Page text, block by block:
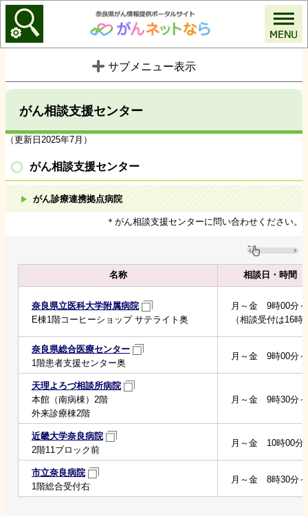
がんネットなら
サブメニュー表示
がん相談支援センター
（更新日2025年7月）
がん相談支援センター
がん診療連携拠点病院
＊がん相談支援センターに問い合わせください。
名称 相談日・時間
奈良県立医科大学附属病院
E棟1階コーヒーショップ サテライト奥
月～金 9時00分
（相談受付は16時
奈良県総合医療センター
1階患者支援センター奥
月～金 9時00分
天理よろづ相談所病院
本館（南病棟）2階
外来診療棟2階
月～金 9時30分
近畿大学奈良病院
2階11ブロック前
月～金 10時00分
市立奈良病院
1階総合受付右
月～金 8時30分